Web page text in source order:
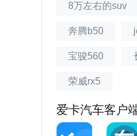
8万左右的suv
奔腾b50
宝骏560
荣威rx5
爱卡汽车客户